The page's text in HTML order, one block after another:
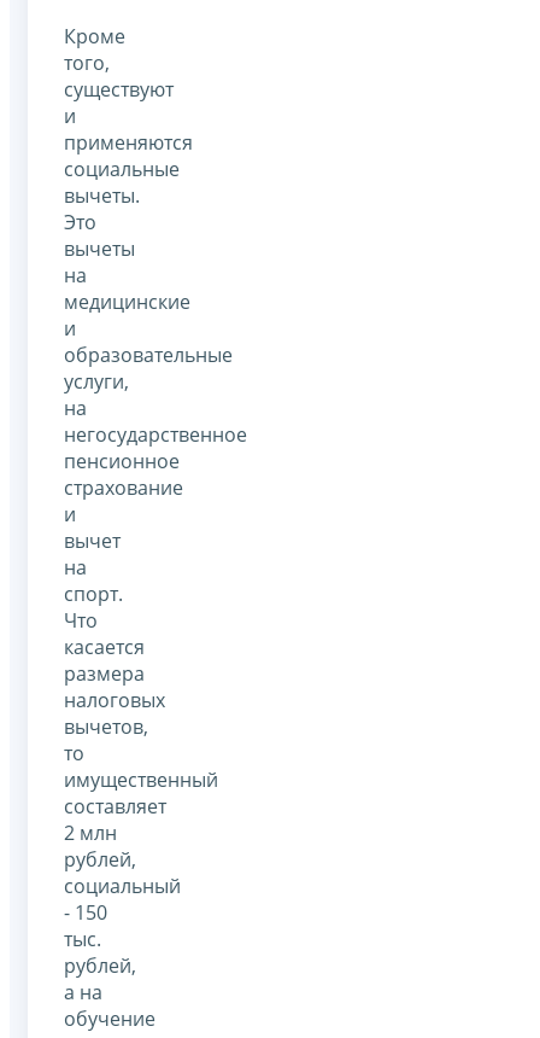
Кроме
того,
существуют
и
применяются
социальные
вычеты.
Это
вычеты
на
медицинские
и
образовательные
услуги,
на
негосударственное
пенсионное
страхование
и
вычет
на
спорт.
Что
касается
размера
налоговых
вычетов,
то
имущественный
составляет
2 млн
рублей,
социальный
- 150
тыс.
рублей,
а на
обучение